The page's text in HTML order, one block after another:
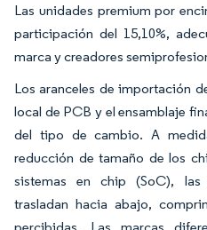
Las unidades premium por
participación del 15,10%,
marca y creadores
Los aranceles de importación
local de PCB y el ensamblaje
del tipo de cambio. A
reducción de tamaño de los
sistemas en chip (SoC), las
trasladan hacia abajo,